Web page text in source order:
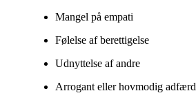
Mangel på empati
Følelse af berettigelse
Udnyttelse af andre
Arrogant eller hovmodig adfærd